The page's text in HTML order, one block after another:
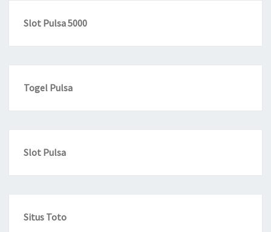
Slot Pulsa 5000
Togel Pulsa
Slot Pulsa
Situs Toto